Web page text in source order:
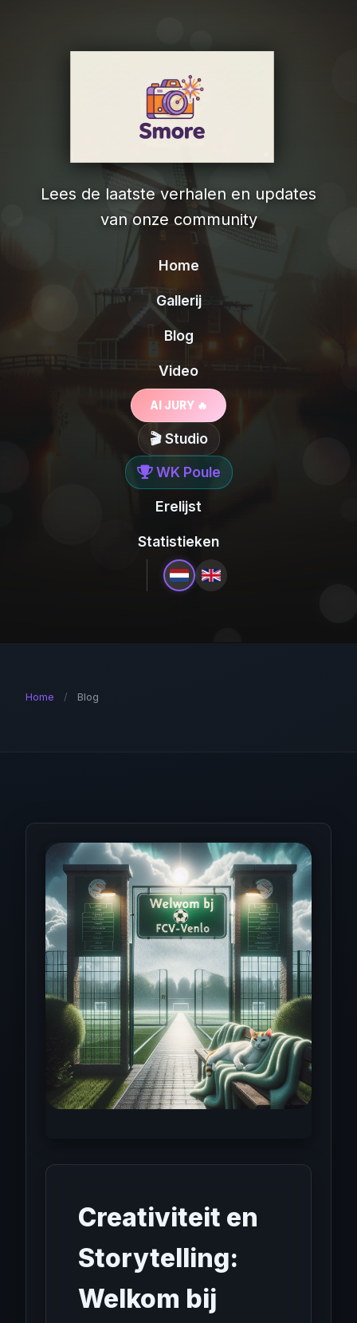
Lees de laatste verhalen en updates
van onze community
Home
Gallerij
Blog
Video
AI JURY 🔥
🎬 Studio
WK Poule
Erelijst
Statistieken
Home / Blog
Creativiteit en
Storytelling:
Welkom bij